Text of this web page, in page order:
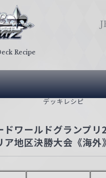
デッキレシピ
Recipe
ドワールドグランプ
ア地区決勝大会《海外》